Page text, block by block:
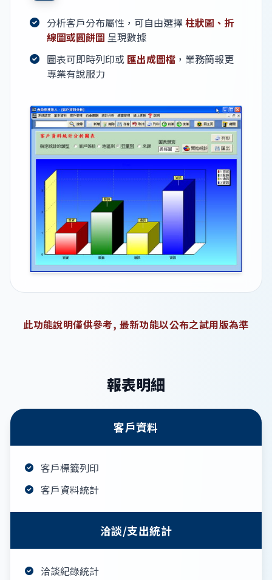
分析客戶分布屬性，可自由選擇柱狀圖、折
線圖或圓餅圖 呈現數據
圖表可即時列印或 匯出成圖檔 ，業務簡報更
專業有說服力
此功能說明僅供參考, 最新功能以公布之試用版為準
報表明細
客戶資料
客戶標籤列印
客戶資料統計
洽談/支出統計
洽談紀錄統計